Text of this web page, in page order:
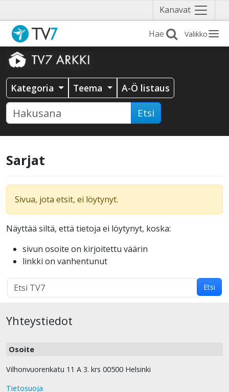
Kanavat Näytä
valikko
Valikko
Kategoria Teema A-Ö listaus
Etsi
Sarjat
Sivua, jota etsit, ei löytynyt.
Näyttää siltä, että tietoja ei löytynyt, koska:
sivun osoite on kirjoitettu väärin
linkki on vanhentunut
Hakutulokset
haulle:
Etsi
Yhteystiedot
Osoite
Vilhonvuorenkatu 11 A 3. krs 00500 Helsinki
Tietosuoja